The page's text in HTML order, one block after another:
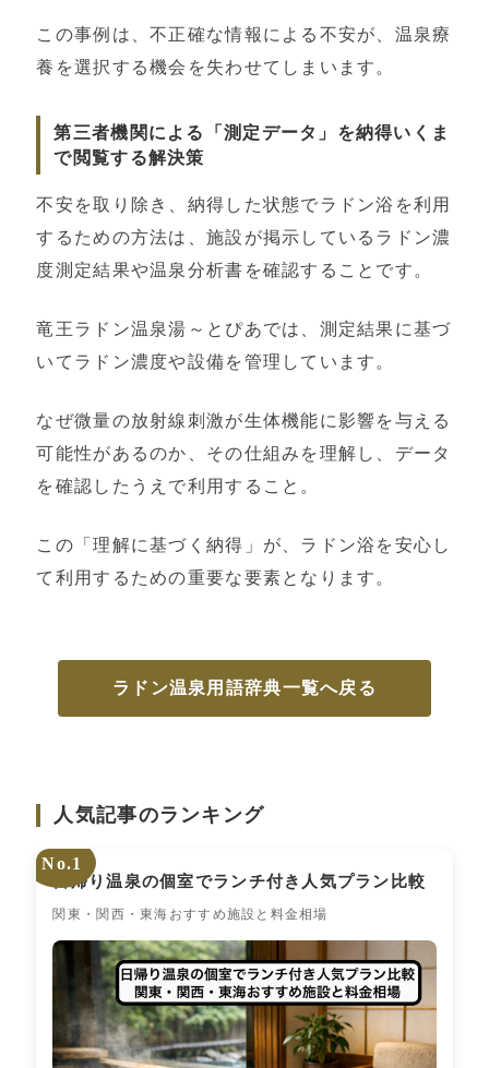
この事例は、不正確な情報による不安が、温泉療
養を選択する機会を失わせてしまいます。
第三者機関による「測定データ」を納得いくま
で閲覧する解決策
不安を取り除き、納得した状態でラドン浴を利用
するための方法は、施設が掲示しているラドン濃
度測定結果や温泉分析書を確認することです。
竜王ラドン温泉湯～とぴあでは、測定結果に基づ
いてラドン濃度や設備を管理しています。
なぜ微量の放射線刺激が生体機能に影響を与える
可能性があるのか、その仕組みを理解し、データ
を確認したうえで利用すること。
この「理解に基づく納得」が、ラドン浴を安心し
て利用するための重要な要素となります。
ラドン温泉用語辞典一覧へ戻る
人気記事のランキング
No.1
日帰り温泉の個室でランチ付き人気プラン比較
関東・関西・東海おすすめ施設と料金相場